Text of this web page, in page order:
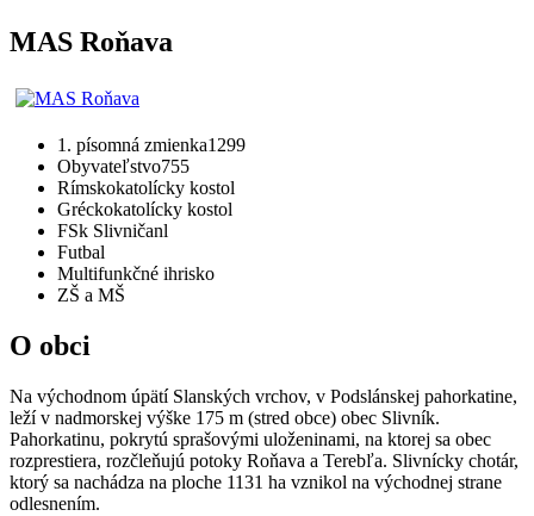
MAS Roňava
1. písomná zmienka1299
Obyvateľstvo755
Rímskokatolícky kostol
Gréckokatolícky kostol
FSk Slivničanl
Futbal
Multifunkčné ihrisko
ZŠ a MŠ
O obci
Na východnom úpätí Slanských vrchov, v Podslánskej pahorkatine,
leží v nadmorskej výške 175 m (stred obce) obec Slivník.
Pahorkatinu, pokrytú sprašovými uloženinami, na ktorej sa obec
rozprestiera, rozčleňujú potoky Roňava a Terebľa. Slivnícky chotár,
ktorý sa nachádza na ploche 1131 ha vznikol na východnej strane
odlesnením.